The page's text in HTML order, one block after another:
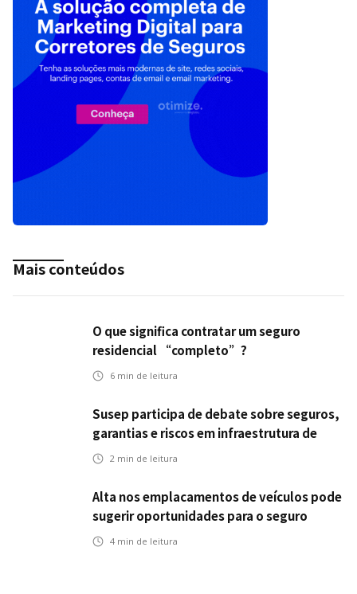
Mais conteúdos
O que significa contratar um seguro
residencial “completo”?
6 min de leitura
Susep participa de debate sobre seguros,
garantias e riscos em infraestrutura de
transportes
2 min de leitura
Alta nos emplacamentos de veículos pode
sugerir oportunidades para o seguro
automotivo
4 min de leitura